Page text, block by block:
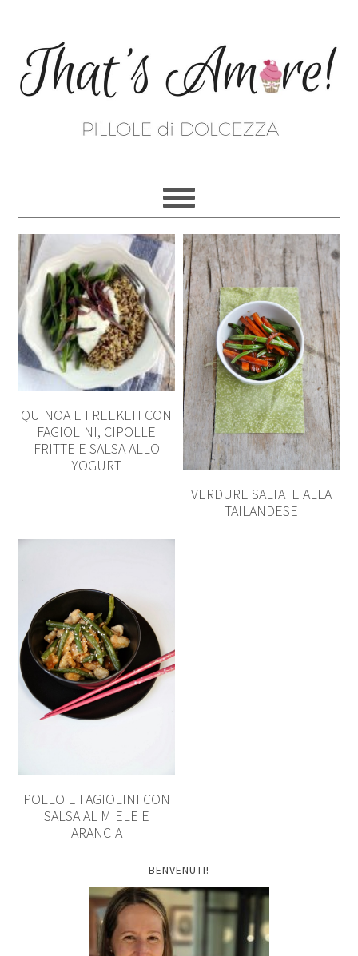
QUINOA E FREEKEH CON
FAGIOLINI, CIPOLLE
FRITTE E SALSA ALLO
YOGURT
VERDURE SALTATE ALLA
TAILANDESE
POLLO E FAGIOLINI CON
SALSA AL MIELE E
ARANCIA
BENVENUTI!